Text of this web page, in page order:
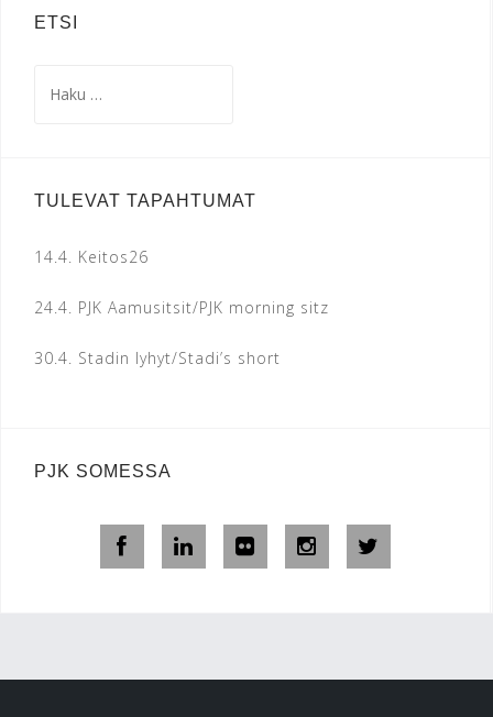
ETSI
TULEVAT TAPAHTUMAT
14.4. Keitos26
24.4. PJK Aamusitsit/PJK morning sitz
30.4. Stadin lyhyt/Stadi’s short
PJK SOMESSA